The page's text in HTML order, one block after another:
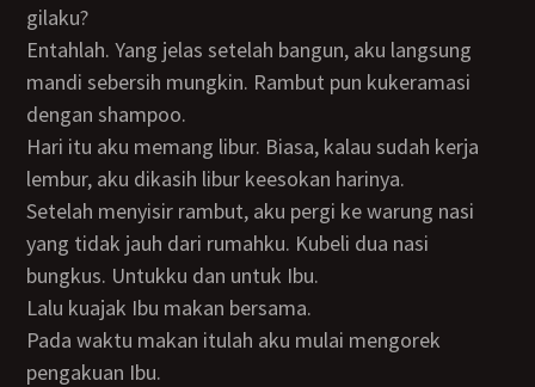
gilaku?
Entahlah. Yang jelas setelah bangun, aku langsung
mandi sebersih mungkin. Rambut pun kukeramasi
dengan shampoo.
Hari itu aku memang libur. Biasa, kalau sudah kerja
lembur, aku dikasih libur keesokan harinya.
Setelah menyisir rambut, aku pergi ke warung nasi
yang tidak jauh dari rumahku. Kubeli dua nasi
bungkus. Untukku dan untuk Ibu.
Lalu kuajak Ibu makan bersama.
Pada waktu makan itulah aku mulai mengorek
pengakuan Ibu.